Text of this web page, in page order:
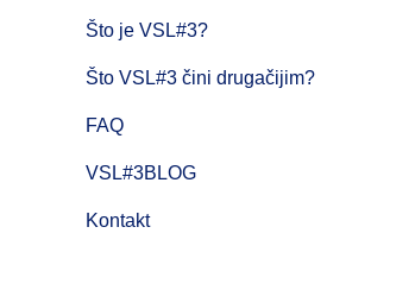
Što je VSL#3?
Što VSL#3 čini drugačijim?
FAQ
VSL#3BLOG
Kontakt